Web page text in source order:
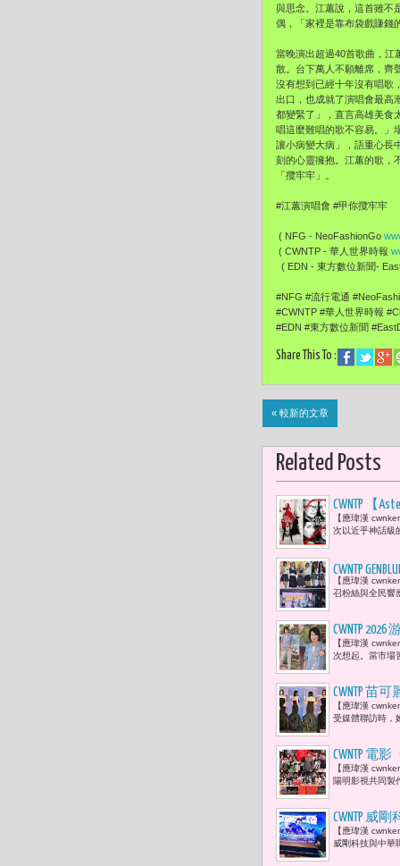
與思念。江蕙說，這首雖不
偶，「家裡是靠布袋戲賺錢
當晚演出超過40首歌曲，江
散。台下萬人不願離席，齊
沒有想到已經十年沒有唱歌
出口，也成就了演唱會最高
都變緊了」，直言高雄美食
唱這麼難唱的歌不容易。」
讓小病變大病」，語重心長
刻的心靈擁抱。江蕙的歌，
「攬牢牢」。
#江蕙演唱會 #甲你攬牢牢
( NFG - NeoFashionGo
( CWNTP - 華人世界時報
( EDN - 東方數位新聞-
#NFG #流行電通
#CWNTP #華人世界時報
#EDN #東方數位新聞
Share This To :
« 較新的文章
Related Posts
CWNTP 【
尚權力的
【應瑋漢
次以近乎神話級
CWNTP
弱勢兒童
【應瑋漢
召粉絲與全民響
CWNTP
歌，不會
【應瑋漢
次想起。當市場
CWNTP 苗
審主席 簡
【應瑋漢
受媒體聯訪時，
CWNTP 電
【應瑋漢
陽明影視共同製
CWNTP 威
賢：「當
【應瑋漢
威剛科技與中華